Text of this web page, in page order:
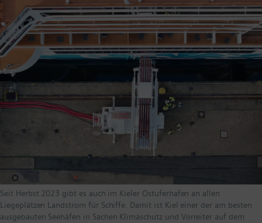
Seit Herbst 2023 gibt es auch im Kieler Ostuferhafen an allen
Liegeplätzen Landstrom für Schiffe. Damit ist Kiel einer der am besten
ausgebauten Seehäfen in Sachen Klimaschutz und Vorreiter auf dem